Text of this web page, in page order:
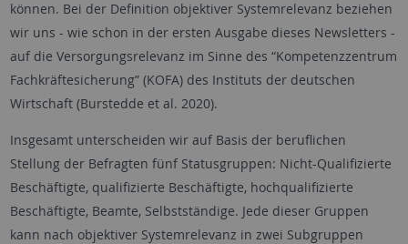
können. Bei der Definition objektiver Systemrelevanz beziehen
wir uns - wie schon in der ersten Ausgabe dieses Newsletters -
auf die Versorgungsrelevanz im Sinne des “Kompetenzzentrum
Fachkräftesicherung” (KOFA) des Instituts der deutschen
Wirtschaft (Burstedde et al. 2020).
Insgesamt unterscheiden wir auf Basis der beruflichen
Stellung der Befragten fünf Statusgruppen: Nicht-Qualifizierte
Beschäftigte, qualifizierte Beschäftigte, hochqualifizierte
Beschäftigte, Beamte, Selbstständige. Jede dieser Gruppen
kann nach objektiver Systemrelevanz in zwei Subgruppen